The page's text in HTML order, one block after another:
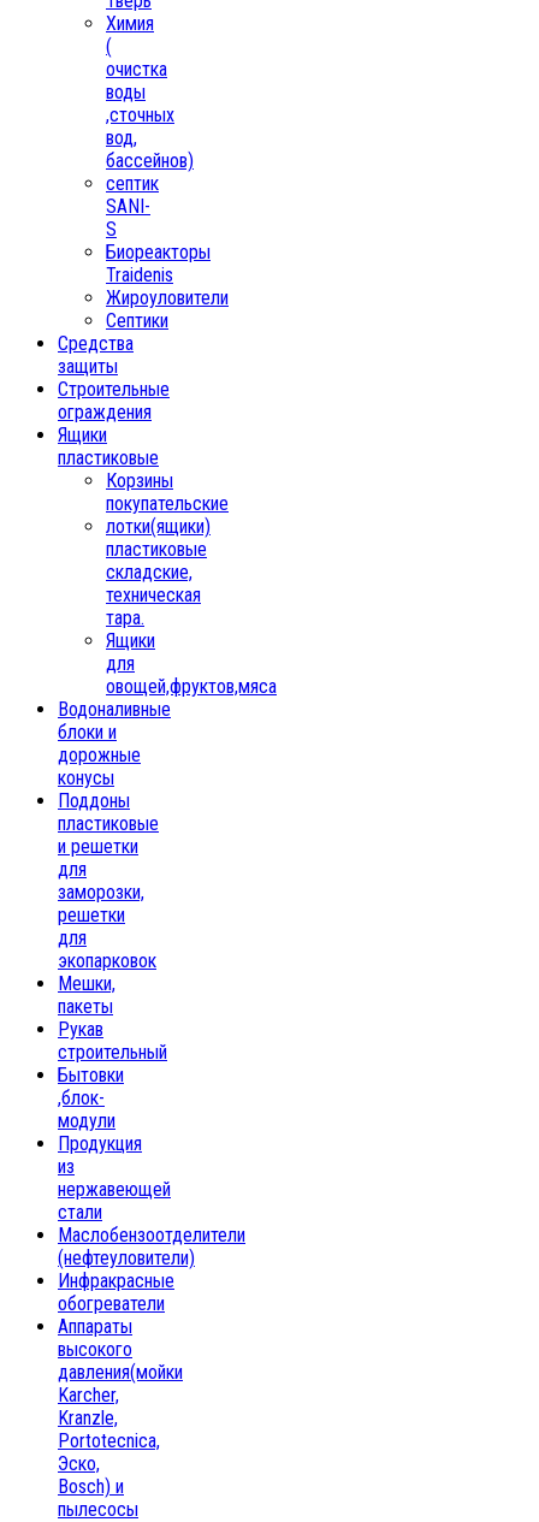
Химия
(
очистка
воды
,сточных
вод,
бассейнов)
септик
SANI-
S
Биореакторы
Traidenis
Жироуловители
Септики
Средства
защиты
Строительные
ограждения
Ящики
пластиковые
Корзины
покупательские
лотки(ящики)
пластиковые
складские,
техническая
тара.
Ящики
для
овощей,фруктов,мяса
Водоналивные
блоки и
дорожные
конусы
Поддоны
пластиковые
и решетки
для
заморозки,
решетки
для
экопарковок
Мешки,
пакеты
Рукав
строительный
Бытовки
,блок-
модули
Продукция
из
нержавеющей
стали
Маслобензоотделители
(нефтеуловители)
Инфракрасные
обогреватели
Аппараты
высокого
давления(мойки
Karcher,
Kranzle,
Portotecnica,
Эско,
Bosch) и
пылесосы